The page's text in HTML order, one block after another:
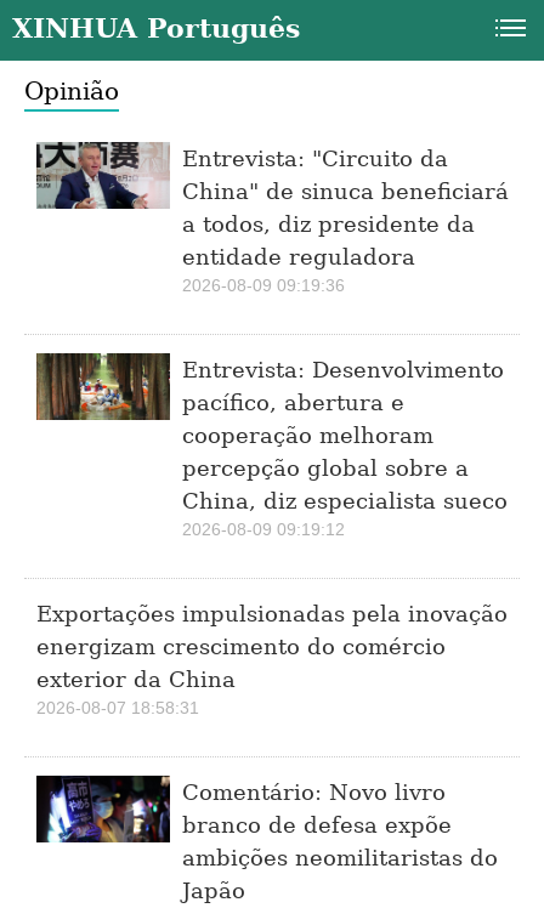
XINHUA Português
Opinião
Entrevista: "Circuito da
China" de sinuca beneficiará
a todos, diz presidente da
entidade reguladora
2026-08-09 09:19:36
Entrevista: Desenvolvimento
pacífico, abertura e
cooperação melhoram
percepção global sobre a
China, diz especialista sueco
2026-08-09 09:19:12
Exportações impulsionadas pela inovação
energizam crescimento do comércio
exterior da China
2026-08-07 18:58:31
Comentário: Novo livro
branco de defesa expõe
ambições neomilitaristas do
Japão